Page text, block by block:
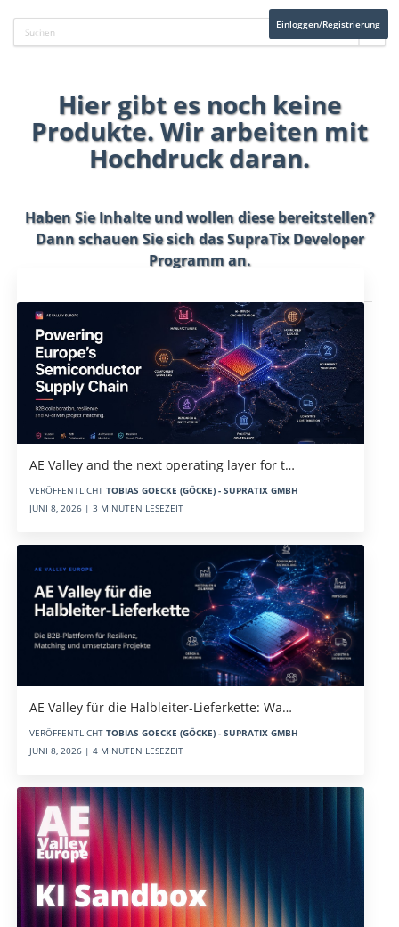
Einloggen/Registrierung
Hier gibt es noch keine
Produkte. Wir arbeiten mit
Hochdruck daran.
Haben Sie Inhalte und wollen diese bereitstellen?
Dann schauen Sie sich dasSupraTix Developer
Programman.
AE Valley and the next operating layer for t…
VERÖFFENTLICHT TOBIAS GOECKE (GÖCKE) - SUPRATIX GMBH
JUNI 8, 2026 | 3 MINUTEN LESEZEIT
AE Valley für die Halbleiter-Lieferkette: Wa…
VERÖFFENTLICHT TOBIAS GOECKE (GÖCKE) - SUPRATIX GMBH
JUNI 8, 2026 | 4 MINUTEN LESEZEIT